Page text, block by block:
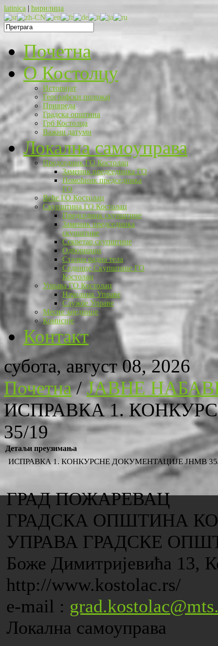
latinica | ћирилица
Почетна
O Костолцу
Историјат
Географски положај
Привреда
Градска општина
Грб Костолца
Важни датуми
Локална самоуправа
Председник ГО Костолац
Заменик председника ГО
Помоћник председника
ГО
Веће ГО Костолац
Скупштина ГО Костолац
Председник скупштине
Заменик председника
скупштине
Секретар скупштине
Одборници
Стална радна тела
Седнице Скупштине ГО
Костолац
Управа ГО Костолац
Начелник Управе
Службе Управе
Месне заједнице
Комисије
Контакт
субота, август 08, 2026
Почетна/ЈАВНЕ
ИСПРАВКА 1.
35/19
Детаљи преузимања
ИСПРАВКА 1. КОНКУРСНЕ ДОКУМЕНТАЦИЈЕ ЈНМВ
ГРАД ПОЖАРЕВАЦ
ГРАДСКА ОПШТИНА
УПРАВА ГРАДСКЕ
Боже Димитријевића 13,
http://www.kostolac.rs/
e-mail :
Локална самоуправа